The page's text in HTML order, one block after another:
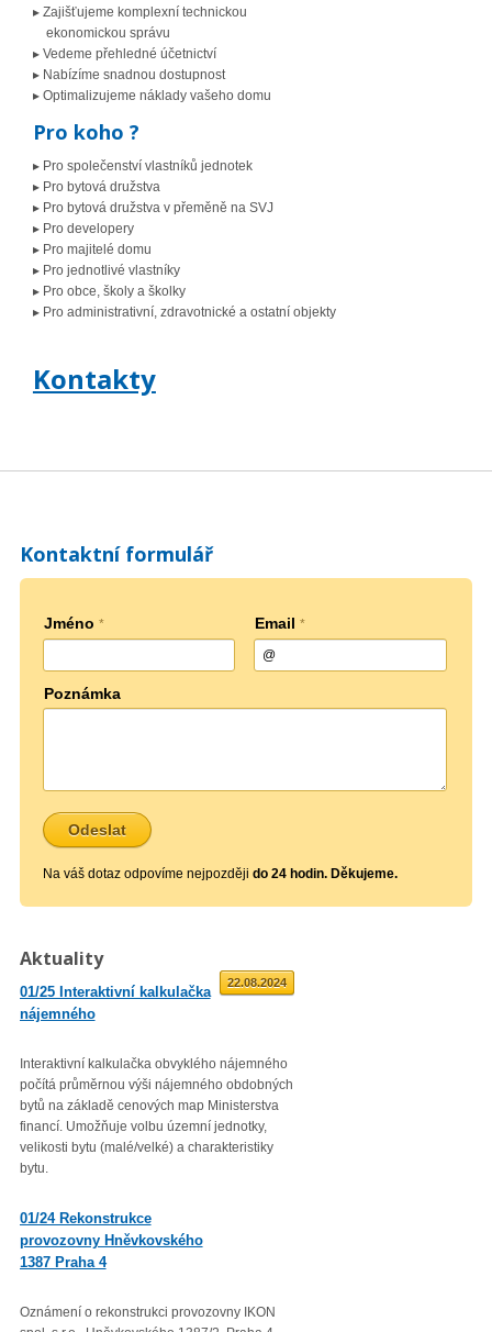
▸ Zajišťujeme komplexní technickou
ekonomickou správu
▸ Vedeme přehledné účetnictví
▸ Nabízíme snadnou dostupnost
▸ Optimalizujeme náklady vašeho domu
Pro koho ?
▸ Pro společenství vlastníků jednotek
▸ Pro bytová družstva
▸ Pro bytová družstva v přeměně na SVJ
▸ Pro developery
▸ Pro majitelé domu
▸ Pro jednotlivé vlastníky
▸ Pro obce, školy a školky
▸ Pro administrativní, zdravotnické a ostatní objekty
Kontakty
Kontaktní formulář
Jméno * Email *
Poznámka
Na váš dotaz odpovíme nejpozději do 24 hodin. Děkujeme.
Aktuality
01/25 Interaktivní kalkulačka
nájemného
01.09.2025
Interaktivní kalkulačka obvyklého nájemného
počítá průměrnou výši nájemného obdobných
bytů na základě cenových map Ministerstva
financí. Umožňuje volbu územní jednotky,
velikosti bytu (malé/velké) a charakteristiky
bytu.
01/24 Rekonstrukce
provozovny Hněvkovského
1387 Praha 4
22.08.2024
Oznámení o rekonstrukci provozovny IKON
02/23 Zveřejnění průměrné